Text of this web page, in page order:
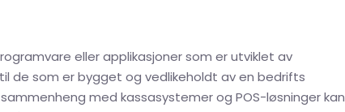
eller applikasjoner som er utviklet av
de som er bygget og vedlikeholdt av en bedrifts
med kassasystemer og POS-løsninger kan